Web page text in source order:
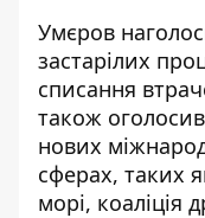
Умєров
застарілих
списання
також
нових
сферах, таких
морі, коаліція